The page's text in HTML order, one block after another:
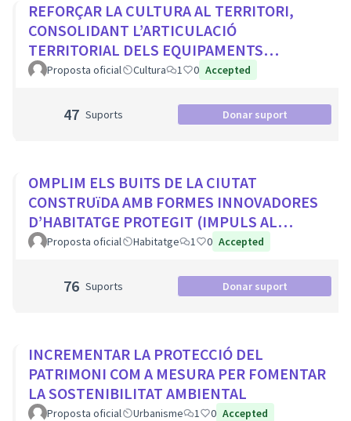
REFORÇAR LA CULTURA AL TERRITORI,
CONSOLIDANT L’ARTICULACIÓ
TERRITORIAL DELS EQUIPAMENTS
CULTURALS I ELS PROJECTES
Proposta oficial Cultura 1 0 Accepted
47 Suports Donar suport
OMPLIM ELS BUITS DE LA CIUTAT
CONSTRUïDA AMB FORMES INNOVADORES
D’HABITATGE PROTEGIT (IMPULS AL
COHABITATGE, APROFITAR LOCALS BUITS
Proposta oficial Habitatge 1 0 Accepted
76 Suports Donar suport
INCREMENTAR LA PROTECCIÓ DEL
PATRIMONI COM A MESURA PER FOMENTAR
LA SOSTENIBILITAT AMBIENTAL
Proposta oficial Urbanisme 1 0 Accepted